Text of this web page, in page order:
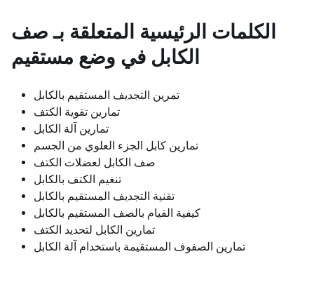
الكلمات الرئيسية المتعلقة بـ صف
الكابل في وضع مستقيم
تمرين التجديف المستقيم بالكابل
تمارين تقوية الكتف
تمارين آلة الكابل
تمارين كابل الجزء العلوي من الجسم
صف الكابل لعضلات الكتف
تنغيم الكتف بالكابل
تقنية التجديف المستقيم بالكابل
كيفية القيام بالصف المستقيم بالكابل
تمارين الكابل لتحديد الكتف
تمارين الصفوف المستقيمة باستخدام آلة الكابل